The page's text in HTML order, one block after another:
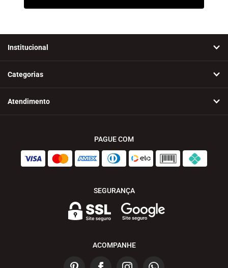
Institucional
Categorias
Atendimento
PAGUE COM
SEGURANÇA
ACOMPANHE